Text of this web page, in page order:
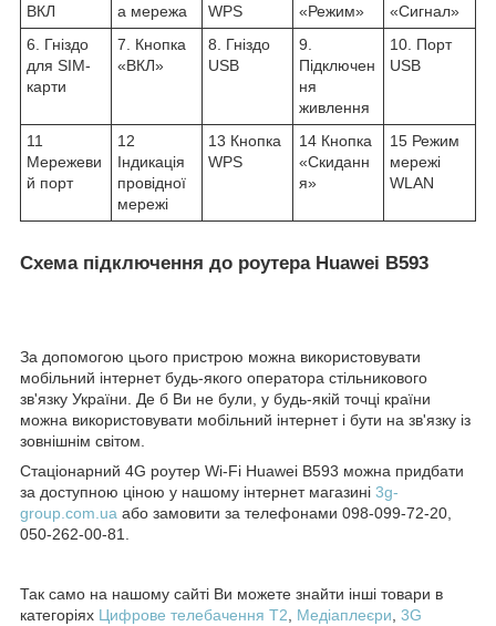
ВКЛ
а мережа
WPS
«Режим»
«Сигнал»
6. Гніздо
для SIM-
карти
7. Кнопка
«ВКЛ»
8. Гніздо
USB
9.
Підключен
ня
живлення
10. Порт
USB
11
Мережеви
й порт
12
Індикація
провідної
мережі
13 Кнопка
WPS
14 Кнопка
«Скиданн
я»
15 Режим
мережі
WLAN
Схема підключення до роутера Huawei B593
За допомогою цього пристрою можна використовувати
мобільний інтернет будь-якого оператора стільникового
зв'язку України. Де б Ви не були, у будь-якій точці країни
можна використовувати мобільний інтернет і бути на зв'язку із
зовнішнім світом.
Стаціонарний 4G роутер Wi-Fi Huawei B593 можна придбати
за доступною ціною у нашому інтернет магазині 3g-
group.com.ua або замовити за телефонами 098-099-72-20,
050-262-00-81.
Так само на нашому сайті Ви можете знайти інші товари в
категоріях Цифрове телебачення T2, Медіаплеєри, 3G